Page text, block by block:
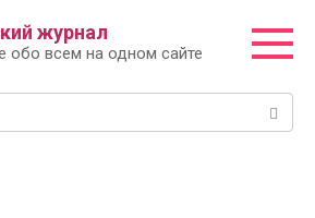
журнал
обо всем на одном сайте